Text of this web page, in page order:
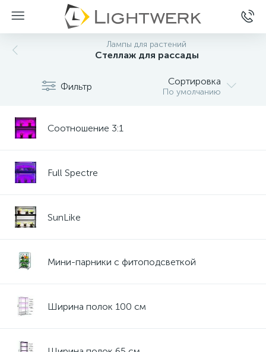
Лампы для растений
Стеллаж для рассады
Фильтр Сортировка
По умолчанию
Соотношение 3:1
Full Spectre
SunLike
Мини-парники с фитоподсветкой
Ширина полок 100 см